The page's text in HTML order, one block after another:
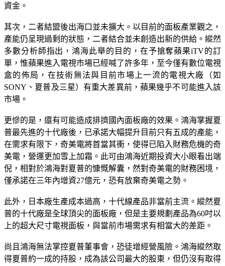
資金。
其次，二者結盟後出海口並未擴大。以目前的面板產業觀之，
產能仍呈現過剩的狀態，二者結合並未創造出新的供給。縱然
多數分析師指出，鴻海此舉的目的，在予搶奪蘋果iTV的訂
單，惟蘋果進入電視市場已經喊了許多年，至今僅有數位電視
盒的佈局，在技術無法與目前市場上一流的電視大廠（如
SONY、夏普及三星）有重大差異前，蘋果幾乎不可能進入該
市場。
更慘的是，還有可能造成排擠國內面板廠的效果。鴻海掌握夏
普最先進的十代廠後，已承諾大幅提升目前只有五成的產能，
在需求有限下，奇美電將首當其衝，使得已陷入財務危機的奇
美電，營運更加雪上加霜。此可由鴻海近期投資大小眼看出端
倪，相對於鴻海對夏普的慷慨解囊，然對奇美電的財務困境，
僅承諾在三年內增資27億元，恐有放棄奇美電之勢。
此外，日本廠生產成本過高，十代線產品非當前主流。縱然夏
普的十代廠是全球頂尖的面板廠，但是主要規劃產品為60吋以
上的超大尺寸電視面板，與當前市場需求有相當大的差距。
尚且鴻海無法掌控夏普董事會，恐徒增經營風險。鴻海縱然取
得夏普約一成的持股，成為該公司最大的股東，但仍沒有取得